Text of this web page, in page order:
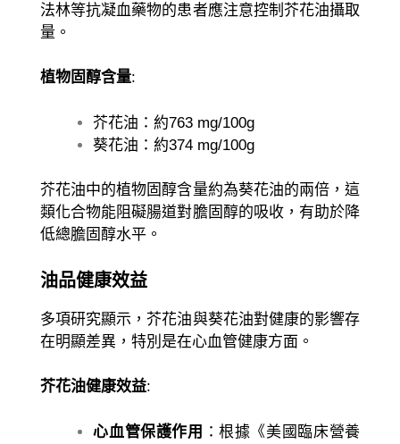
法林等抗凝血藥物的患者應注意控制芥花油攝取
量。
植物固醇含量:
芥花油：約763 mg/100g
葵花油：約374 mg/100g
芥花油中的植物固醇含量約為葵花油的兩倍，這
類化合物能阻礙腸道對膽固醇的吸收，有助於降
低總膽固醇水平。
油品健康效益
多項研究顯示，芥花油與葵花油對健康的影響存
在明顯差異，特別是在心血管健康方面。
芥花油健康效益:
心血管保護作用 ：根據《美國臨床營養